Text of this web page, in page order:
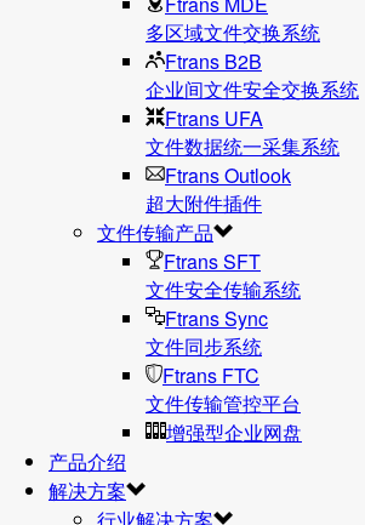
多区域文件交换系统
Ftrans B2B
企业间文件安全交换系统
Ftrans UFA
文件数据统⼀采集系统
Ftrans Outlook
超大附件插件
文件传输产品
Ftrans SFT
文件安全传输系统
Ftrans Sync
文件同步系统
Ftrans FTC
文件传输管控平台
增强型企业网盘
产品介绍
解决方案